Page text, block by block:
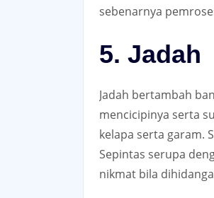
sebenarnya
5. Jadah
Jadah bertambah
mencicipinya serta
kelapa serta garam.
Sepintas serupa
nikmat bila